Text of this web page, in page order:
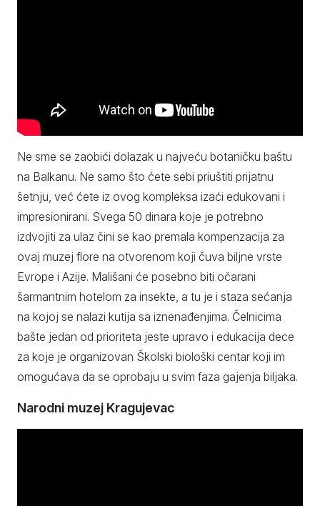
Ne sme se zaobići dolazak u najveću botaničku baštu
na Balkanu. Ne samo što ćete sebi priuštiti prijatnu
šetnju, već ćete iz ovog kompleksa izaći edukovani i
impresionirani. Svega 50 dinara koje je potrebno
izdvojiti za ulaz čini se kao premala kompenzacija za
ovaj muzej flore na otvorenom koji čuva biljne vrste
Evrope i Azije. Mališani će posebno biti očarani
šarmantnim hotelom za insekte, a tu je i staza sećanja
na kojoj se nalazi kutija sa iznenađenjima. Čelnicima
bašte jedan od prioriteta jeste upravo i edukacija dece
za koje je organizovan Školski biološki centar koji im
omogućava da se oprobaju u svim faza gajenja biljaka.
Narodni muzej Kragujevac